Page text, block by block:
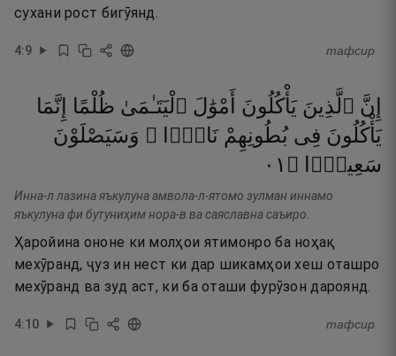
сухани рост бигӯянд.
4:9 тафсир
إِنَّ ٱلَّذِينَ يَأْكُلُونَ أَمْوَٰلَ ٱلْيَتَـٰمَىٰ ظُلْمًا إِنَّمَا
يَأْكُلُونَ فِى بُطُونِهِمْ نَارًۭا ۖ وَسَيَصْلَوْنَ
سَعِيرًۭا
۝ ١٠
Инна-л лазина яъкулуна амвола-л-ятомо зулман иннамо
яъкулуна фи бутуниҳим нора-в ва саяславна саъиро.
Ҳаройина ононе ки молҳои ятимонро ба ноҳақ
мехӯранд, ҷуз ин нест ки дар шикамҳои хеш оташро
мехӯранд ва зуд аст, ки ба оташи фурӯзон дароянд.
4:10 тафсир